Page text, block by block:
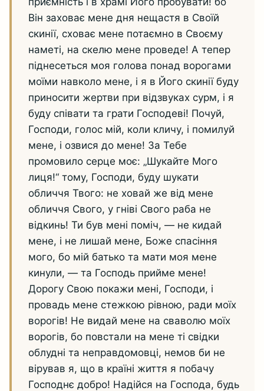
Він заховає мене дня нещастя в Своїй
скинії, сховає мене потаємно в Своєму
наметі, на скелю мене проведе! А тепер
піднесеться моя голова понад ворогами
моїми навколо мене, і я в Його скинії буду
приносити жертви при відзвуках сурм, і я
буду співати та грати Господеві! Почуй,
Господи, голос мій, коли кличу, і помилуй
мене, і озвися до мене! За Тебе
промовило серце моє: „Шукайте Мого
лиця!“ тому, Господи, буду шукати
обличчя Твого: не ховай же від мене
обличчя Свого, у гніві Свого раба не
відкинь! Ти був мені поміч, — не кидай
мене, і не лишай мене, Боже спасіння
мого, бо мій батько та мати моя мене
кинули, — та Господь прийме мене!
Дорогу Свою покажи мені, Господи, і
провадь мене стежкою рівною, ради моїх
ворогів! Не видай мене на сваволю моїх
ворогів, бо повстали на мене ті свідки
облудні та неправдомовці, немов би не
вірував я, що в країні життя я побачу
Господнє добро! Надійся на Господа, будь